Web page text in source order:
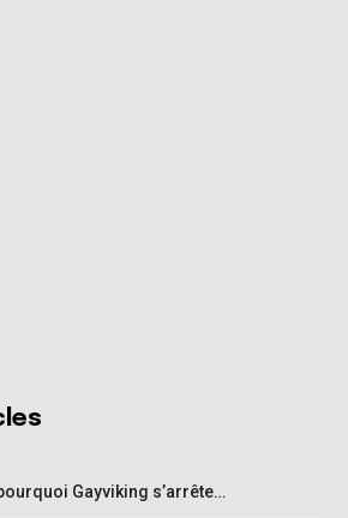
Gayviking s’arrête…